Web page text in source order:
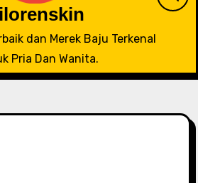
dan Merek Baju Terkenal
Pria Dan Wanita.